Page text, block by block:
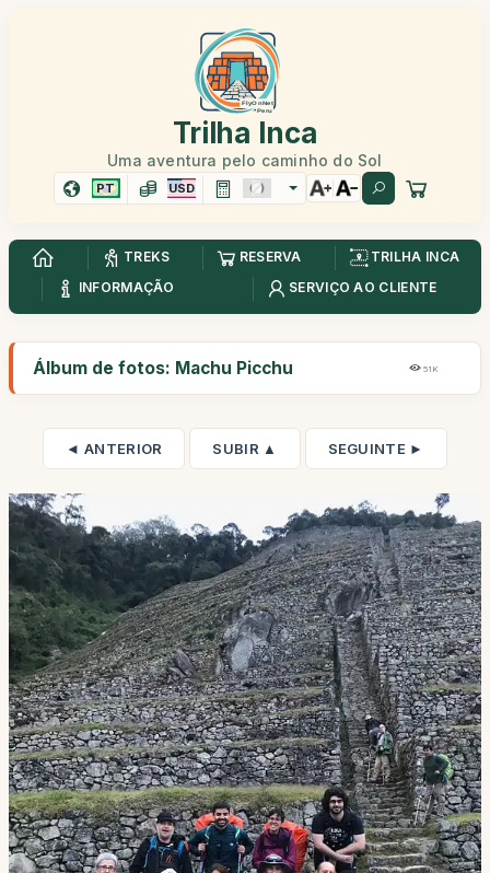
Trilha Inca
Uma aventura pelo caminho do Sol
PT USD
TREKS RESERVA
TRILHA INCA
INFORMAÇÃO
SERVIÇO AO CLIENTE
Álbum de fotos: Machu Picchu 51K
◄ ANTERIOR SUBIR ▲ SEGUINTE ►